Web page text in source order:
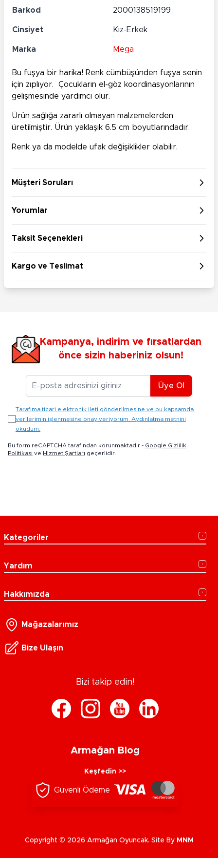
Barkod 2000138519199
Cinsiyet Kız-Erkek
Marka Mega
Bu fuşya bir harika! Renk cümbüşünden fuşya senin
için zıplıyor. Çocukların el-göz koordinasyonlarının
gelişmesinde yardımcı olur.
Ürün sağlığa zararlı olmayan malzemelerden
üretilmiştir. Ürün yaklaşık 6.5 cm boyutlarındadır.
Renk ya da modelde ufak değişiklikler olabilir.
Müşteri Soruları
Yorumlar
Taksit Seçenekleri
Kargo ve Teslimat
Kampanya, indirim ve fırsatlardan
önce sizin haberiniz olsun!
E-posta Adresiniz
Üye Ol
Tarafıma ticari elektronik ileti gönderilmesine ve bu kapsamda
verilerimin işlenmesine onay veriyorum. Aydınlatma metnini
okudum.
Bu form reCAPTCHA tarafından korunmaktadır - Google Gizlilik
Politikası ve Hizmet Şartları geçerlidir.
Kategoriler
Yardım
Hakkımızda
Mağazalarımız
Bize Ulaşın
Bizi takip edin!
Armağan Blog
Keşfedin >>
Güvenli Ödeme
Copyright © 2026 Armağan Oyuncak. Site By MNM